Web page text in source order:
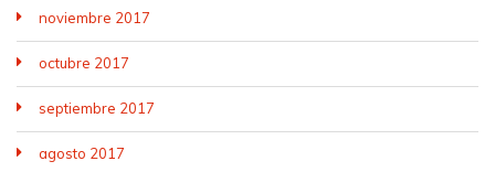
noviembre 2017
octubre 2017
septiembre 2017
agosto 2017